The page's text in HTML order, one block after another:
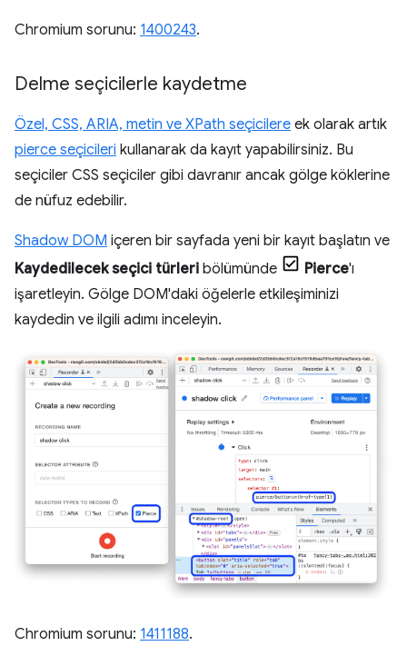
Chromium sorunu: 1400243.
Delme seçicilerle kaydetme
Özel, CSS, ARIA, metin ve XPath seçicilere ek olarak artık
pierce seçicileri kullanarak da kayıt yapabilirsiniz. Bu
seçiciler CSS seçiciler gibi davranır ancak gölge köklerine
de nüfuz edebilir.
Shadow DOM içeren bir sayfada yeni bir kayıt başlatın ve
Kaydedilecek seçici türleri bölümünde Pierce'ı
işaretleyin. Gölge DOM'daki öğelerle etkileşiminizi
kaydedin ve ilgili adımı inceleyin.
Chromium sorunu: 1411188.